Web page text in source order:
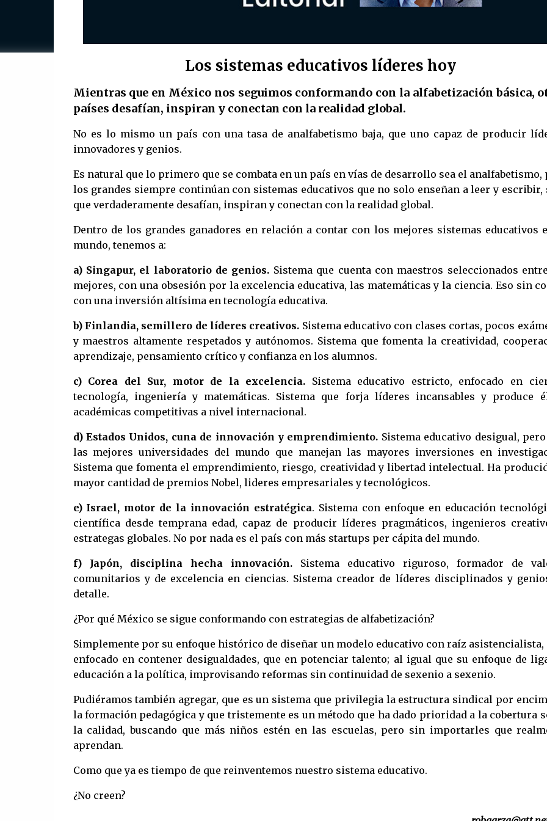
Los sistemas educativos líderes hoy
Mientras que en México nos seguimos conformando con la alfabetización básica,
países desafían, inspiran y conectan con la realidad global.
No es lo mismo un país con una tasa de analfabetismo baja, que uno capaz de producir
innovadores y genios.
Es natural que lo primero que se combata en un país en vías de desarrollo sea el analfabetismo,
los grandes siempre continúan con sistemas educativos que no solo enseñan a leer y escribir,
que verdaderamente desafían, inspiran y conectan con la realidad global.
Dentro de los grandes ganadores en relación a contar con los mejores sistemas educativos
mundo, tenemos a:
a) Singapur, el laboratorio de genios. Sistema que cuenta con maestros seleccionados
mejores, con una obsesión por la excelencia educativa, las matemáticas y la ciencia. Eso sin
con una inversión altísima en tecnología educativa.
b) Finlandia, semillero de líderes creativos. Sistema educativo con clases cortas, pocos
y maestros altamente respetados y autónomos. Sistema que fomenta la creatividad,
aprendizaje, pensamiento crítico y confianza en los alumnos.
c) Corea del Sur, motor de la excelencia. Sistema educativo estricto, enfocado en
tecnología, ingeniería y matemáticas. Sistema que forja líderes incansables y produce
académicas competitivas a nivel internacional.
d) Estados Unidos, cuna de innovación y emprendimiento. Sistema educativo desigual,
las mejores universidades del mundo que manejan las mayores inversiones en
Sistema que fomenta el emprendimiento, riesgo, creatividad y libertad intelectual. Ha
mayor cantidad de premios Nobel, lideres empresariales y tecnológicos.
e) Israel, motor de la innovación estratégica. Sistema con enfoque en educación
científica desde temprana edad, capaz de producir líderes pragmáticos, ingenieros
estrategas globales. No por nada es el país con más startups per cápita del mundo.
f) Japón, disciplina hecha innovación.Sistema educativo riguroso, formador de
comunitarios y de excelencia en ciencias. Sistema creador de líderes disciplinados y
detalle.
¿Por qué México se sigue conformando con estrategias de alfabetización?
Simplemente por su enfoque histórico de diseñar un modelo educativo con raíz asistencialista,
enfocado en contener desigualdades, que en potenciar talento; al igual que su enfoque de
educación a la política, improvisando reformas sin continuidad de sexenio a sexenio.
Pudiéramos también agregar, que es un sistema que privilegia la estructura sindical por
la formación pedagógica y que tristemente es un método que ha dado prioridad a la cobertura
la calidad, buscando que más niños estén en las escuelas, pero sin importarles que
aprendan.
Como que ya es tiempo de que reinventemos nuestro sistema educativo.
¿No creen?